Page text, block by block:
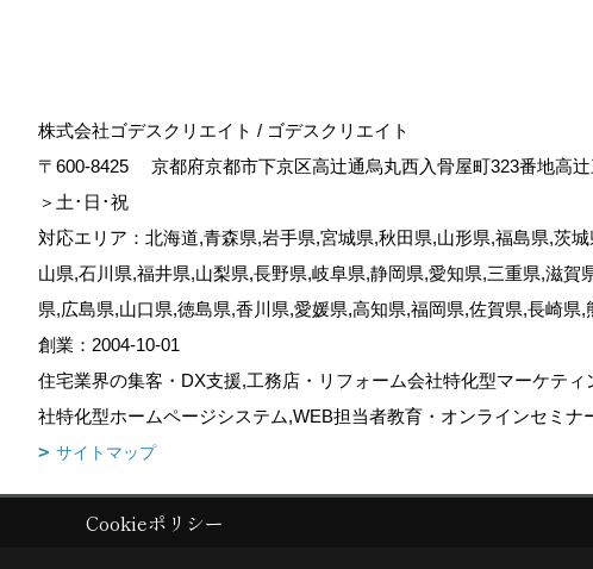
株式会社ゴデスクリエイト / ゴデスクリエイト
〒600-8425
京都府京都市下京区高辻通烏丸西入骨屋町323番地高
＞土･日･祝
対応エリア：北海道,青森県,岩手県,宮城県,秋田県,山形県,福島県,茨
山県,石川県,福井県,山梨県,長野県,岐阜県,静岡県,愛知県,三重県,滋
県,広島県,山口県,徳島県,香川県,愛媛県,高知県,福岡県,佐賀県,長崎県
創業：2004-10-01
住宅業界の集客・DX支援,工務店・リフォーム会社特化型マーケテ
社特化型ホームページシステム,WEB担当者教育・オンラインセミナ
サイトマップ
Copyright (c) GODDESS CREATE. All Rights Reserved.
Cookieポリシー